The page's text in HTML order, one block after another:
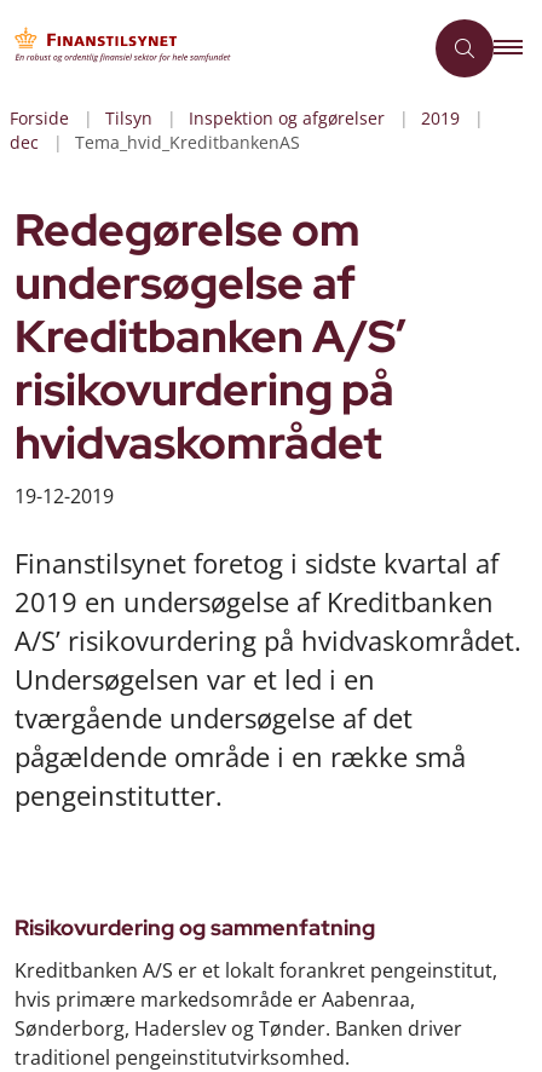
Forside Tilsyn Inspektion og afgørelser
2019
dec
Tema_hvid_KreditbankenAS
Redegørelse om
undersøgelse af
Kreditbanken A/S’
risikovurdering på
hvidvaskområdet
19-12-2019
Finanstilsynet foretog i sidste kvartal af
2019 en undersøgelse af Kreditbanken
A/S’ risikovurdering på hvidvaskområdet.
Undersøgelsen var et led i en
tværgående undersøgelse af det
pågældende område i en række små
pengeinstitutter.
Risikovurdering og sammenfatning
Kreditbanken A/S er et lokalt forankret pengeinstitut,
hvis primære markedsområde er Aabenraa,
Sønderborg, Haderslev og Tønder. Banken driver
traditionel pengeinstitutvirksomhed.